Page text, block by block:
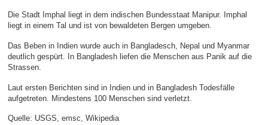
Die Stadt Imphal liegt in dem indischen Bundesstaat Manipur. Imphal
liegt in einem Tal und ist von bewaldeten Bergen umgeben.
Das Beben in Indien wurde auch in Bangladesch, Nepal und Myanmar
deutlich gespürt. In Bangladesh liefen die Menschen aus Panik auf die
Strassen.
Laut ersten Berichten sind in Indien und in Bangladesh Todesfälle
aufgetreten. Mindestens 100 Menschen sind verletzt.
Quelle: USGS, emsc, Wikipedia